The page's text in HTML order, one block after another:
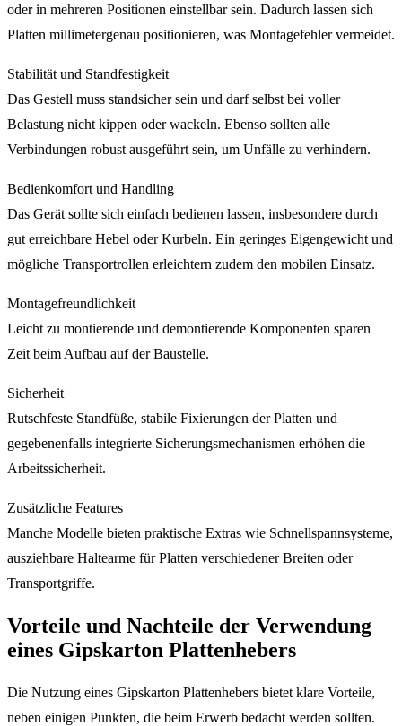
oder in mehreren Positionen einstellbar sein. Dadurch lassen sich
Platten millimetergenau positionieren, was Montagefehler vermeidet.
Stabilität und Standfestigkeit
Das Gestell muss standsicher sein und darf selbst bei voller
Belastung nicht kippen oder wackeln. Ebenso sollten alle
Verbindungen robust ausgeführt sein, um Unfälle zu verhindern.
Bedienkomfort und Handling
Das Gerät sollte sich einfach bedienen lassen, insbesondere durch
gut erreichbare Hebel oder Kurbeln. Ein geringes Eigengewicht und
mögliche Transportrollen erleichtern zudem den mobilen Einsatz.
Montagefreundlichkeit
Leicht zu montierende und demontierende Komponenten sparen
Zeit beim Aufbau auf der Baustelle.
Sicherheit
Rutschfeste Standfüße, stabile Fixierungen der Platten und
gegebenenfalls integrierte Sicherungsmechanismen erhöhen die
Arbeitssicherheit.
Zusätzliche Features
Manche Modelle bieten praktische Extras wie Schnellspannsysteme,
ausziehbare Haltearme für Platten verschiedener Breiten oder
Transportgriffe.
Vorteile und Nachteile der Verwendung
eines Gipskarton Plattenhebers
Die Nutzung eines Gipskarton Plattenhebers bietet klare Vorteile,
neben einigen Punkten, die beim Erwerb bedacht werden sollten.